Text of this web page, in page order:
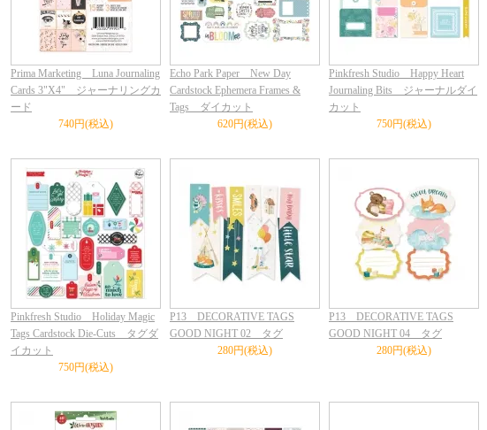
Prima Marketing Luna Journaling
Cards 3"X4" ジャーナリングカ
ード
740円(税込)
Echo Park Paper New Day
Cardstock Ephemera Frames &
Tags ダイカット
620円(税込)
Pinkfresh Studio Happy Heart
Journaling Bits ジャーナルダイ
カット
750円(税込)
Pinkfresh Studio Holiday Magic
Tags Cardstock Die-Cuts タグダ
イカット
750円(税込)
P13 DECORATIVE TAGS
GOOD NIGHT 02 タグ
280円(税込)
P13 DECORATIVE TAGS
GOOD NIGHT 04 タグ
280円(税込)